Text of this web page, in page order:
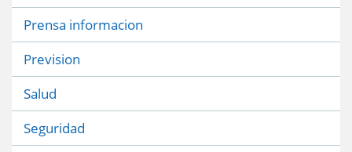
Prensa informacion
Prevision
Salud
Seguridad